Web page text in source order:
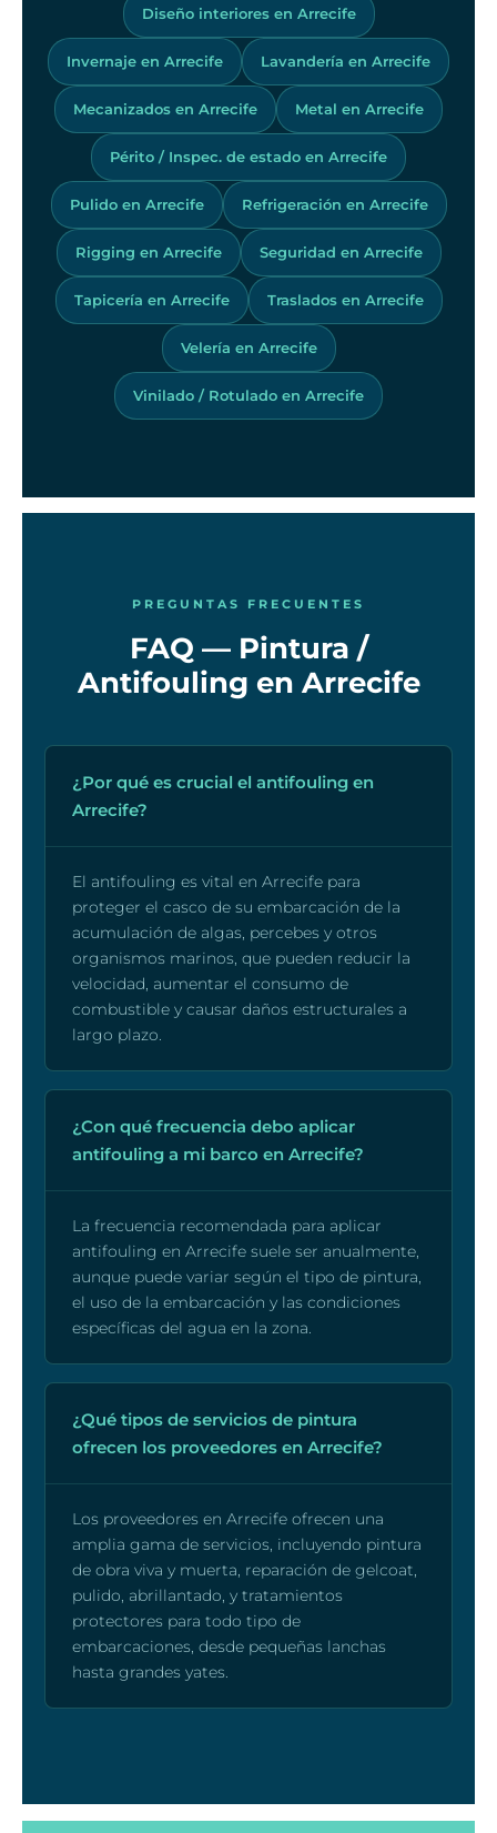
Diseño interiores en Arrecife
Invernaje en Arrecife Lavandería en Arrecife
Mecanizados en Arrecife Metal en Arrecife
Périto / Inspec. de estado en Arrecife
Pulido en Arrecife Refrigeración en Arrecife
Rigging en Arrecife Seguridad en Arrecife
Tapicería en Arrecife Traslados en Arrecife
Velería en Arrecife
Vinilado / Rotulado en Arrecife
PREGUNTAS FRECUENTES
FAQ — Pintura /
Antifouling en Arrecife
¿Por qué es crucial el antifouling en
Arrecife?
El antifouling es vital en Arrecife para
proteger el casco de su embarcación de la
acumulación de algas, percebes y otros
organismos marinos, que pueden reducir la
velocidad, aumentar el consumo de
combustible y causar daños estructurales a
largo plazo.
¿Con qué frecuencia debo aplicar
antifouling a mi barco en Arrecife?
La frecuencia recomendada para aplicar
antifouling en Arrecife suele ser anualmente,
aunque puede variar según el tipo de pintura,
el uso de la embarcación y las condiciones
específicas del agua en la zona.
¿Qué tipos de servicios de pintura
ofrecen los proveedores en Arrecife?
Los proveedores en Arrecife ofrecen una
amplia gama de servicios, incluyendo pintura
de obra viva y muerta, reparación de gelcoat,
pulido, abrillantado, y tratamientos
protectores para todo tipo de
embarcaciones, desde pequeñas lanchas
hasta grandes yates.